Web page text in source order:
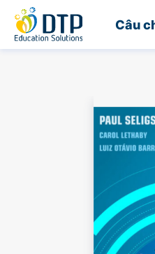
Câu
Trang chủ